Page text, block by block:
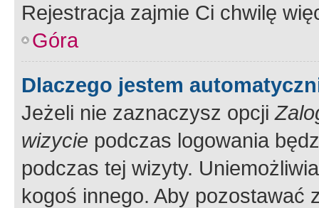
Rejestracja zajmie Ci chwilę
Góra
Dlaczego jestem
Jeżeli nie zaznaczysz opcji
wizycie podczas logowania
podczas tej wizyty.
kogoś innego. Aby pozostawać